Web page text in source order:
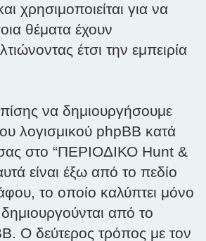
χρησιμοποιείται για να
θέματα έχουν
έτσι την εμπειρία
να δημιουργήσουμε
λογισμικού phpBB κατά
στο “ΠΕΡΙΟΔΙΚΟ Hunt &
είναι έξω από το πεδίο
το οποίο καλύπτει μόνο
από το
Ο δεύτερος τρόπος με τον